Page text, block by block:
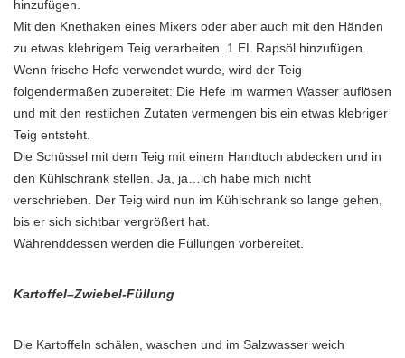
hinzufügen.
Mit den Knethaken eines Mixers oder aber auch mit den Händen
zu etwas klebrigem Teig verarbeiten. 1 EL Rapsöl hinzufügen.
Wenn frische Hefe verwendet wurde, wird der Teig
folgendermaßen zubereitet: Die Hefe im warmen Wasser auflösen
und mit den restlichen Zutaten vermengen bis ein etwas klebriger
Teig entsteht.
Die Schüssel mit dem Teig mit einem Handtuch abdecken und in
den Kühlschrank stellen. Ja, ja…ich habe mich nicht
verschrieben. Der Teig wird nun im Kühlschrank so lange gehen,
bis er sich sichtbar vergrößert hat.
Währenddessen werden die Füllungen vorbereitet.
Kartoffel–Zwiebel-Füllung
Die Kartoffeln schälen, waschen und im Salzwasser weich